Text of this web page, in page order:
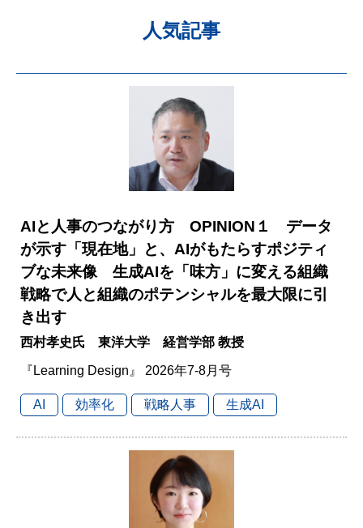
人気記事
AIと人事のつながり方 OPINION１ データ
が示す「現在地」と、AIがもたらすポジティ
ブな未来像 生成AIを「味方」に変える組織
戦略で人と組織のポテンシャルを最大限に引
き出す
西村孝史氏 東洋大学 経営学部 教授
『Learning Design』 2026年7-8月号
AI 効率化 戦略人事 生成AI